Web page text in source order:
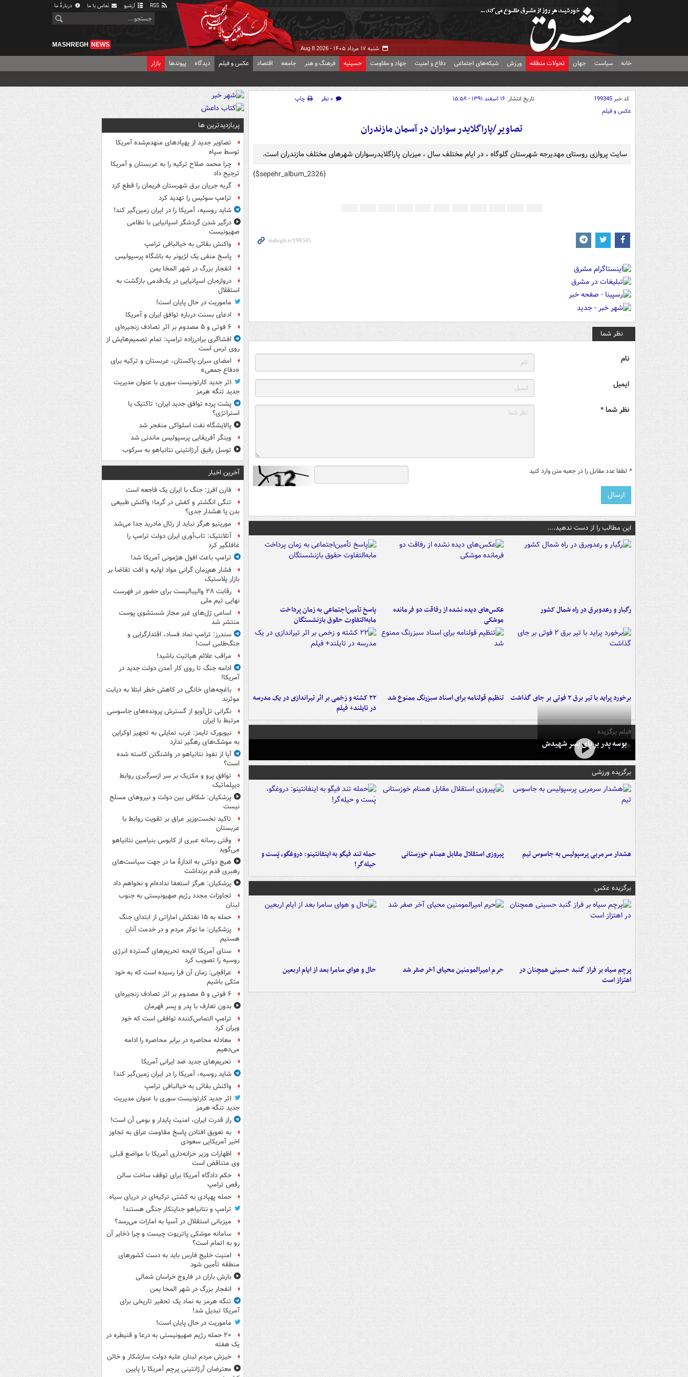
آرشیو تماس با ما دربارهٔ ما
شنبه ۱۷ مرداد ۱۴۰۵ - Aug 8 2026
MASHREGH NEWS
خانه سیاست جهان تحولات منطقه ورزش شبکه‌های اجتماعی دفاع و امنیت جهاد و مقاومت حسینیه فرهنگ و هنر جامعه اقتصاد عکس و فیلم دیدگاه پیوندها بازار
کد خبر199345 تاریخ انتشار: ۱۶ اسفند ۱۳۹۱ - ۱۵:۵۸ ۰ نظر
چاپ
عکس و فیلم
تصاویر/پاراگلایدر سواران در آسمان مازندران
سایت پروازی روستای مهدیرجه شهرستان گلوگاه ، در ایام مختلف سال ، میزبان پاراگلایدرسواران شهرهای مختلف مازندران است.
{$sepehr_album_2326}
نظر شما
نام
ایمیل
نظر شما *
* لطفا عدد مقابل را در جعبه متن وارد کنید
این مطالب را از دست ندهید....
رگبار و رعدوبرق در راه شمال کشور
عکس‌های دیده نشده از رفاقت دو فرمانده‌
موشکی
پاسخ تأمین‌اجتماعی به زمان پرداخت
مابه‌التفاوت حقوق بازنشستگان
برخورد پراید با تیر برق ۲ فوتی بر جای گذاشت تنظیم قولنامه برای اسناد سبزرنگ ممنوع شد
۲۲ کشته و زخمی بر اثر تیراندازی در یک مدرسه
در تایلند+ فیلم
فیلم برگزیده
بوسه‌ پدر بر پای پسر شهیدش
برگزیده ورزشی
هشدار سرمربی پرسپولیس به جاسوس تیم پیروزی استقلال مقابل همنام خوزستانی
حمله تند فیگو به اینفانتینو: دروغگو، پَست‌ و
حیله‌گر!
برگزیده عکس
پرچم سیاه بر فراز گنبد حسینی همچنان در
اهتزاز است
حرم امیرالمومنین محیای آخر صفر شد حال و هوای سامرا بعد از ایام اربعین
پربازدیدترین ها
تصاویر جدید از پهپادهای منهدم‌شده آمریکا
توسط سپاه
چرا محمد صلاح ترکیه را به عربستان و آمریکا
ترجیح داد
گربه جریان برق شهرستان فریمان را قطع کرد
ترامپ سوئیس را تهدید کرد
شاید روسیه، آمریکا را در ایران زمین‌گیر کند!
درگیر شدن گردشگر اسپانیایی با نظامی
صهیونیست
واکنش بقائی به خیالبافی ترامپ
پاسخ منفی یک لژیونر به باشگاه پرسپولیس
انفجار بزرگ در شهر المخا یمن
دروازه‌بان اسپانیایی در یک‌قدمی بازگشت به
استقلال
ماموریت در حال پایان است!
ادعای بسنت درباره توافق ایران و آمریکا
۶ فوتی و ۵ مصدوم بر اثر تصادف زنجیره‌ای
افشاگری برادرزاده ترامپ: تمام تصمیم‌هایش از
روی ترس است
امضای سران پاکستان، عربستان و ترکیه برای
«دفاع جمعی»
اثر جدید کارتونیست سوری با عنوان مدیریت
جدید تنگه هرمز
پشت پرده توافق جدید ایران؛ تاکتیک یا
استراتژی؟
پالایشگاه نفت اسلواکی منفجر شد
وینگر آفریقایی پرسپولیس ماندنی شد
توسل رفیق آرژانتینی نتانیاهو به سرکوب
آخرین اخبار
فارن افرز: جنگ با ایران یک فاجعه است
تنگی انگشتر و کفش در گرما؛ واکنش طبیعی
بدن یا هشدار جدی؟
مورینیو هرگز نباید از رئال مادرید جدا می‌شد
آتلانتیک: تاب‌آوری ایران دولت ترامپ را
غافلگیر کرد
ترامپ باعث افول هژمونی آمریکا شد!
فشار هم‌زمان گرانی مواد اولیه و افت تقاضا بر
بازار پلاستیک
رقابت ۲۸ والیبالیست برای حضور در فهرست
نهایی تیم ملی
اسامی ژل‌های غیر مجاز شستشوی پوست
منتشر شد
سندرز: ترامپ نماد فساد، اقتدارگرایی و
جنگ‌طلبی است!
مراقب علائم هپاتیت باشید!
ادامه جنگ تا روی کار آمدن دولت جدید در
آمریکا!
باغچه‌های خانگی در کاهش خطر ابتلا به دیابت
موثرند
نگرانی تل‌آویو از گسترش پرونده‌های جاسوسی
مرتبط با ایران
نیویورک تایمز: غرب تمایلی به تجهیز اوکراین
به موشک‌های رهگیر ندارد
آیا از نفوذ نتانیاهو در واشنگتن کاسته شده
است؟
توافق پرو و مکزیک بر سر ازسرگیری روابط
دیپلماتیک
پزشکیان: شکافی بین دولت و نیروهای مسلح
نیست
تاکید نخست‌وزیر عراق بر تقویت روابط با
عربستان
وقتی رسانه عبری از کابوس بنیامین نتانیاهو
می‌گوید
هیچ دولتی به اندازۀ ما در جهت سیاست‌های
رهبری قدم برنداشت
پزشکیان: هرگز استعفا نداده‌ام و نخواهم داد
تجاوزات مجدد رژیم صهیونیستی به جنوب
لبنان
حمله به ۱۵ نفتکش‌ اماراتی از ابتدای جنگ
پزشکیان: ما نوکر مردم و در خدمت آنان
هستیم
سنای آمریکا لایحه تحریم‌های گسترده انرژی
روسیه را تصویب کرد
عراقچی: زمان آن فرا رسیده است که به خود
متکی باشیم
۶ فوتی و ۵ مصدوم بر اثر تصادف زنجیره‌ای
بدون تعارف با پدر و پسر قهرمان
ترامپ التماس‌کننده توافقی است که خود
ویران کرد
معادله محاصره در برابر محاصره را ادامه
می‌دهیم
تحریم‌های جدید ضد ایرانی آمریکا
شاید روسیه، آمریکا را در ایران زمین‌گیر کند!
واکنش بقائی به خیالبافی ترامپ
اثر جدید کارتونیست سوری با عنوان مدیریت
جدید تنگه هرمز
راز قدرت ایران، امنیت پایدار و بومی آن است!
به تعویق افتادن پاسخ مقاومت عراق به تجاوز
اخیر آمریکایی سعودی
اظهارات وزیر خزانه‌داری آمریکا با مواضع قبلی
وی متناقض است
حکم دادگاه آمریکا برای توقف ساخت سالن
رقص ترامپ
حمله پهپادی به کشتی ترکیه‌ای در دریای سیاه
ترامپ و نتانیاهو جنایتکار جنگی هستند!
میزبانی استقلال در آسیا به امارات می‌رسد؟
سامانه موشکی پاتریوت چیست و چرا ذخایر آن
رو به اتمام است؟
امنیت خلیج فارس باید به دست کشورهای
منطقه تأمین شود
بارش باران در فاروج خراسان شمالی
انفجار بزرگ در شهر المخا یمن
تنگه هرمز به نماد یک تحقیر تاریخی برای
آمریکا تبدیل شد!
ماموریت در حال پایان است!
۲۰ حمله رژیم صهیونیستی به درعا و قنیطره در
یک هفته
خیزش مردم لبنان علیه دولت سازشکار و خائن
معترضان آرژانتینی پرچم آمریکا را پایین